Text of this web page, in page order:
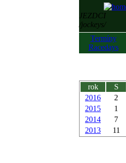
JEZDCI
/jockeys/
Termíny
Racedays
rok S
2016
2
2015
1
2014
7
2013
11